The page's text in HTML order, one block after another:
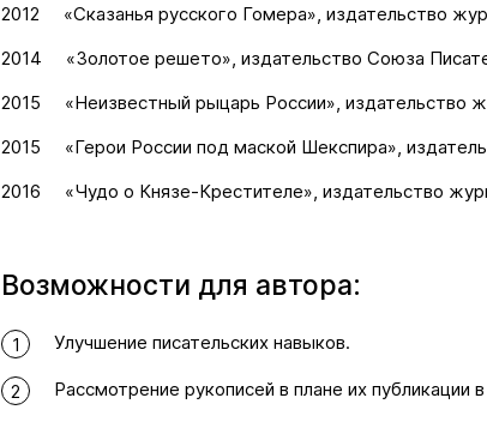
2012
«Сказанья русского Гомера», издательство
2014
«Золотое решето», издательство Союза
2015
«Неизвестный рыцарь России», издательство
2015
«Герои России под маской Шекспира»,
2016
«Чудо о Князе-Крестителе», издательство
Возможности для автора:
1 Улучшение писательских навыков.
2 Рассмотрение рукописей в плане их